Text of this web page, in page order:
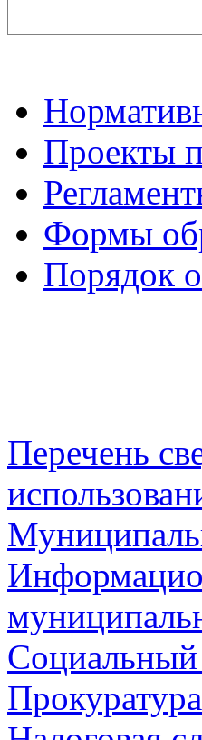
Проекты
Формы
Порядок
Перечень
Социальный